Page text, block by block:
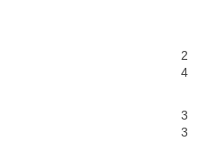
2
4
3
3